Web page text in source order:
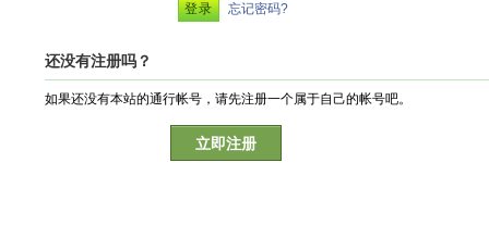
忘记密码?
还没有注册吗？
如果还没有本站的通行帐号，请先注册一个属于自己的帐号吧。
立即注册